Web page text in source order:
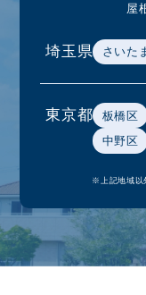
屋
埼玉県 さいた
東京都 板橋区
中野区
※上記地域以